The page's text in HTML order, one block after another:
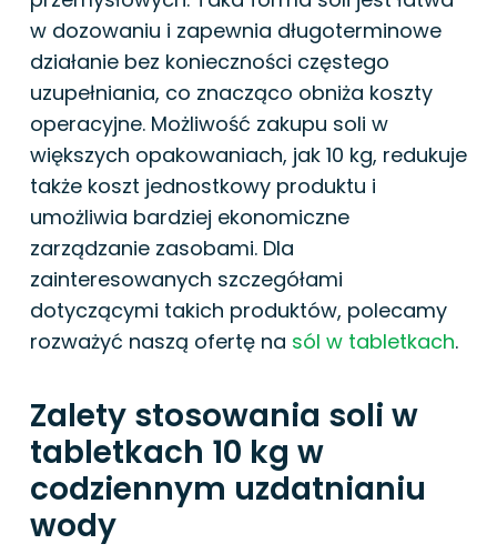
w dozowaniu i zapewnia długoterminowe
działanie bez konieczności częstego
uzupełniania, co znacząco obniża koszty
operacyjne. Możliwość zakupu soli w
większych opakowaniach, jak 10 kg, redukuje
także koszt jednostkowy produktu i
umożliwia bardziej ekonomiczne
zarządzanie zasobami. Dla
zainteresowanych szczegółami
dotyczącymi takich produktów, polecamy
rozważyć naszą ofertę na sól w tabletkach.
Zalety stosowania soli w
tabletkach 10 kg w
codziennym uzdatnianiu
wody